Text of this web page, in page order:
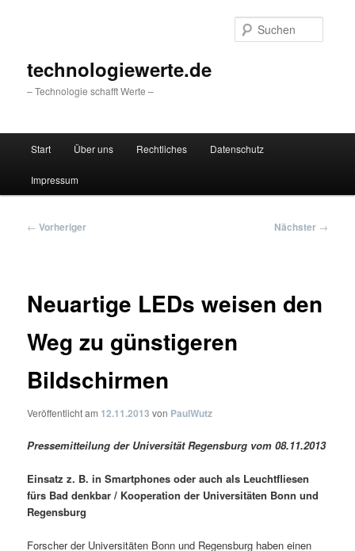
technologiewerte.de
– Technologie schafft Werte –
Start Über uns Rechtliches Datenschutz
Impressum
Beitragsnavigation
← Vorheriger Nächster →
Neuartige LEDs weisen den
Weg zu günstigeren
Bildschirmen
Veröffentlicht am 12.11.2013 von PaulWutz
Pressemitteilung der Universität Regensburg vom 08.11.2013
Einsatz z. B. in Smartphones oder auch als Leuchtfliesen
fürs Bad denkbar / Kooperation der Universitäten Bonn und
Regensburg
Forscher der Universitäten Bonn und Regensburg haben einen